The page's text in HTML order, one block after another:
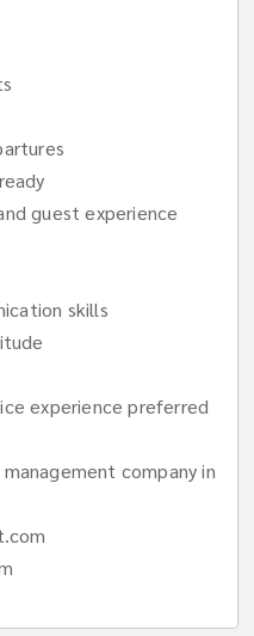
guest experience
skills
experience preferred
company in